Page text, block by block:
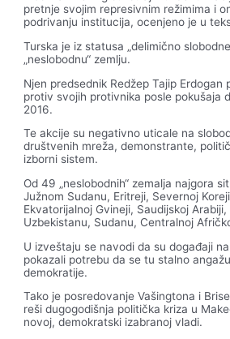
pretnje svojim represivnim režimima i
podrivanju institucija, ocenjeno je u
Turska je iz statusa „delimično
„neslobodnu“ zemlju.
Njen predsednik Redžep Tajip Erdogan
protiv svojih protivnika posle pokušaja
2016.
Te akcije su negativno uticale na
društvenih mreža, demonstrante,
izborni sistem.
Od 49 „neslobodnih“ zemalja najgora
Južnom Sudanu, Eritreji, Severnoj
Ekvatorijalnoj Gvineji, Saudijskoj Arabiji,
Uzbekistanu, Sudanu, Centralnoj
U izveštaju se navodi da su događaji
pokazali potrebu da se tu stalno
demokratije.
Tako je posredovanje Vašingtona i
reši dugogodišnja politička kriza u
novoj, demokratski izabranoj vladi.